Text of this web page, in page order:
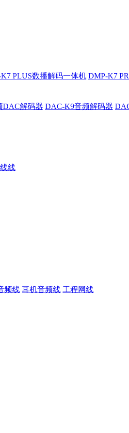
PLUS数播解码一体机 DMP-K7
DAC解码器 DAC-K9音频解码器
线
频线 耳机音频线 工程网线